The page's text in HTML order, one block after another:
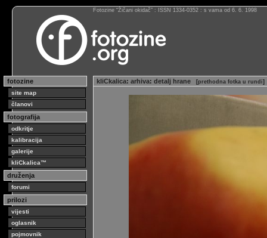
Fotozine “Žičani okidač” : ISSN 1334-0352 : s vama od 6. 6. 1998
fotozine
site map
članovi
fotografija
odkritje
kalibracija
galerije
kliCkalica™
druženja
forumi
prilozi
vijesti
oglasnik
pojmovnik
kliCkalica: arhiva: detalj hrane [prethodna fotka u rundi]